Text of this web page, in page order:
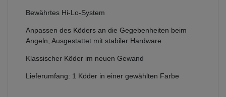
Bewährtes Hi-Lo-System
Anpassen des Köders an die Gegebenheiten beim
Angeln, Ausgestattet mit stabiler Hardware
Klassischer Köder im neuen Gewand
Lieferumfang: 1 Köder in einer gewählten Farbe